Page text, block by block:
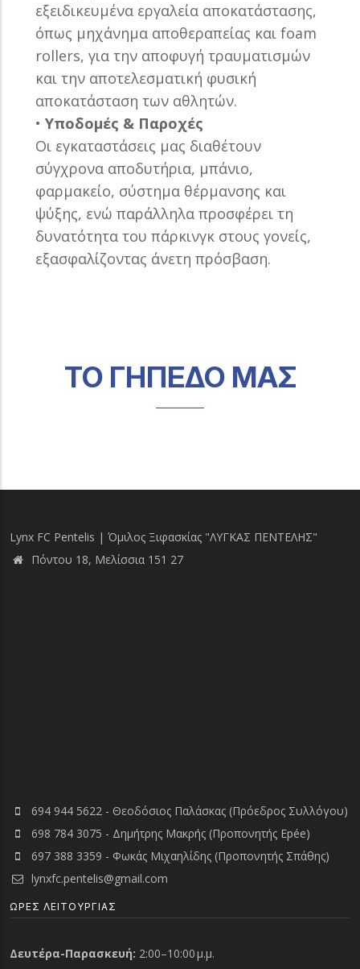
εξειδικευμένα εργαλεία αποκατάστασης,
όπως μηχάνημα αποθεραπείας και foam
rollers, για την αποφυγή τραυματισμών
και την αποτελεσματική φυσική
αποκατάσταση των αθλητών.
• Υποδομές & Παροχές
Oι εγκαταστάσεις μας διαθέτουν
σύγχρονα αποδυτήρια, μπάνιο,
φαρμακείο, σύστημα θέρμανσης και
ψύξης, ενώ παράλληλα προσφέρει τη
δυνατότητα του πάρκινγκ στους γονείς,
εξασφαλίζοντας άνετη πρόσβαση.
ΤΟ ΓΗΠΕΔΟ ΜΑΣ
Lynx FC Pentelis | Όμιλος Ξιφασκίας "ΛΥΓΚΑΣ ΠΕΝΤΕΛΗΣ"
Πόντου 18, Μελίσσια 151 27
694 944 5622 - Θεοδόσιος Παλάσκας (Πρόεδρος Συλλόγου)
698 784 3075 - Δημήτρης Μακρής (Προπονητής Epée)
697 388 3359 - Φωκάς Μιχαηλίδης (Προπονητής Σπάθης)
lynxfc.pentelis@gmail.com
ΏΡΕΣ ΛΕΙΤΟΥΡΓΙΑΣ
Δευτέρα-Παρασκευή: 2:00–10:00 μ.μ.